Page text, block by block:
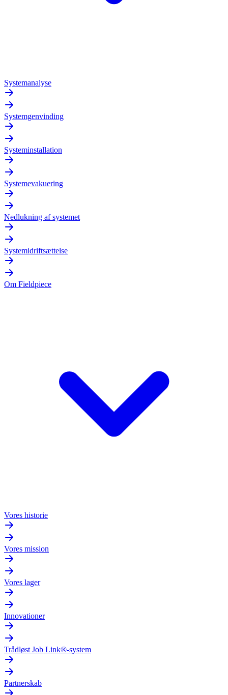
Systemanalyse
Systemgenvinding
Systeminstallation
Systemevakuering
Nedlukning af systemet
Systemidriftsættelse
Om Fieldpiece
Vores historie
Vores mission
Vores lager
Innovationer
Trådløst Job Link®-system
Partnerskab